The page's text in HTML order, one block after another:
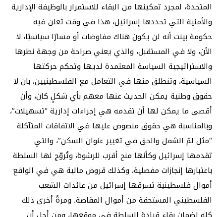
المتحدة، لمجرد تمكينها من البقاء للاستمرار بالوظيفة الإدارية
والأمنية التي تحددها إسرائيل، هذا في وقت تعلن فيه
حكومة بينت أنه لن يكون هناك مفاوضات أو مسارًا سياسيًا، لا
الأن، ولا في المستقبل، والذي يعني صراحة من وجهة نظرها
والاستراتيجية السياسة المعتمدة لديها وتحكم حركتها
السياسية، وتنطلق منها في التعامل مع الفلسطينيين، بان لا
حقوق وطنية يمكن الحديث عنها معهم بأي شكلٍ كان، وأن
أقصى ما يمكن لها أن تقدمه هي إجراءات إدارية “تسهيلات”،
وبالمناسبة هي حقوق منصوص عليها في الاتفاقات المتآكلة
“مثل لمّ الشمل والحق في تغيير عنوان السكن”، والتي
تقدمها إسرائيل وكأنها منح أقرب للرشوة، وتُروّج لها السلطة
باعتبارها إنجازات مفصلية، وكذلك قروض مالية هي في الواقع
أموال فلسطينية تسرقها إسرائيل من عائدات الشعب
الفلسطيني المستحقة من أموال المقاصة. ومرةً أخرى ذلك